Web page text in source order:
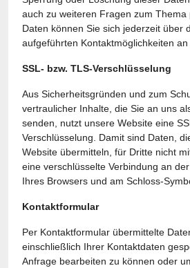
auch zu weiteren Fragen zum
Daten können Sie sich jederzeit über
aufgeführten Kontaktmöglichkeiten an
SSL- bzw. TLS-Verschlüsselung
Aus Sicherheitsgründen und zum
vertraulicher Inhalte, die Sie an uns
senden, nutzt unsere Website eine
Verschlüsselung. Damit sind Daten,
Website übermitteln, für Dritte nicht
eine verschlüsselte Verbindung an
Ihres Browsers und am Schloss-
Kontaktformular
Per Kontaktformular übermittelte
einschließlich Ihrer Kontaktdaten
Anfrage bearbeiten zu können oder